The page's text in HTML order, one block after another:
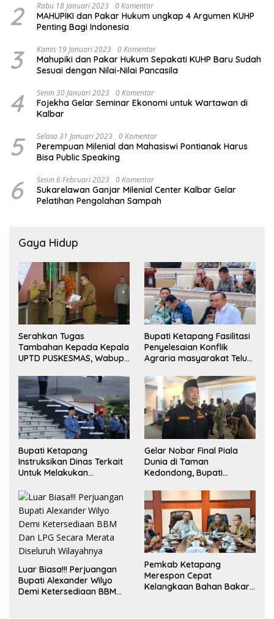
2 Rabu 18 Januari 2023 0 Komentar
MAHUPIKI dan Pakar Hukum ungkap 4 Argumen KUHP
Penting Bagi Indonesia
3 Kamis 19 Januari 2023 0 Komentar
Mahupiki dan Pakar Hukum Sepakati KUHP Baru Sudah
Sesuai dengan Nilai-Nilai Pancasila
4 Senin 30 Januari 2023 0 Komentar
Fojekha Gelar Seminar Ekonomi untuk Wartawan di
Kalbar
5 Selasa 31 Januari 2023 0 Komentar
Perempuan Milenial dan Mahasiswi Pontianak Harus
Bisa Public Speaking
6 Senin 6 Februari 2023 0 Komentar
Sukarelawan Ganjar Milenial Center Kalbar Gelar
Pelatihan Pengolahan Sampah
Gaya Hidup
Serahkan Tugas
Tambahan Kepada Kepala
UPTD PUSKESMAS, Wabup
Kesehatan Harus Semakin
Baik
Bupati Ketapang Fasilitasi
Penyelesaian Konflik
Agraria masyarakat Teluk
Bersama Komisi II DPR RI
Bupati Ketapang
Instruksikan Dinas Terkait
Untuk Melakukan
Terkait Persoalan
BBM/LPG Subsidi
Gelar Nobar Final Piala
Dunia di Taman
Kedondong, Bupati
Argentina Juara!
Luar Biasa!!! Perjuangan
Bupati Alexander Wilyo
Demi Ketersediaan BBM
Pemkab Ketapang
Merespon Cepat
Kelangkaan Bahan Bakar